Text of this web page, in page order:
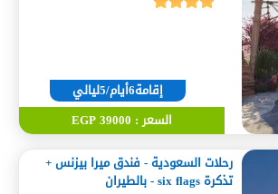
إقامة6أيام/5ليالي
السعر : 39000 EGP
رحلات السعودية - فندق ميرا بيزنس +
تذكرة six flags - بالطيران